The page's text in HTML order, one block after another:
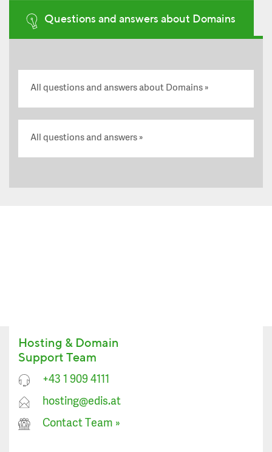
Questions and answers about Domains
All questions and answers about Domains
All questions and answers
Hosting & Domain
Support Team
+43 1 909 4111
hosting@edis.at
Contact Team »